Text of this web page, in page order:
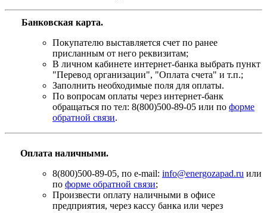
Банковская карта.
Покупателю выставляется счет по ранее
присланным от него реквизитам;
В личном кабинете интернет-банка выбрать пункт
"Перевод организации", "Оплата счета" и т.п.;
Заполнить необходимые поля для оплаты.
По вопросам оплаты через интернет-банк
обращаться по тел: 8(800)500-89-05 или по форме
обратной связи.
Оплата наличными.
8(800)500-89-05, по e-mail: info@energozapad.ru или
по форме обратной связи;
Произвести оплату наличными в офисе
предприятия, через кассу банка или через